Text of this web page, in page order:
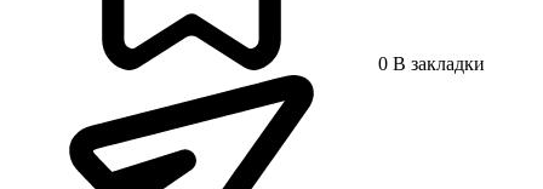
0 В закладки